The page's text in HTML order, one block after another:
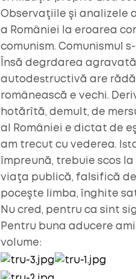
Observaţiile şi analizele
a României la eroarea
comunism. Comunismul
Însă degrdarea
autodestructivă are
românească e vechi.
hotărîtă, demult, de
al României e dictat de
am trecut cu vederea.
împreună, trebuie scos
viaţa publică, falsifică
poceşte limba, înghite
Nu cred, pentru ca sint
Pentru buna aducere
volume: